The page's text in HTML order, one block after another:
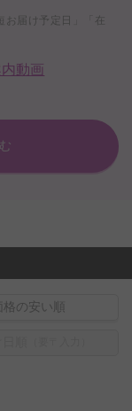
届け予定日」「在
動画
格の安い順